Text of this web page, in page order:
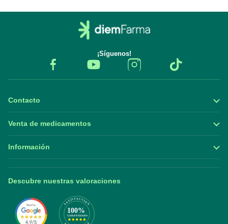
¡Síguenos!
Contacto
Venta de medicamentos
Información
Descubre nuestras valoraciones